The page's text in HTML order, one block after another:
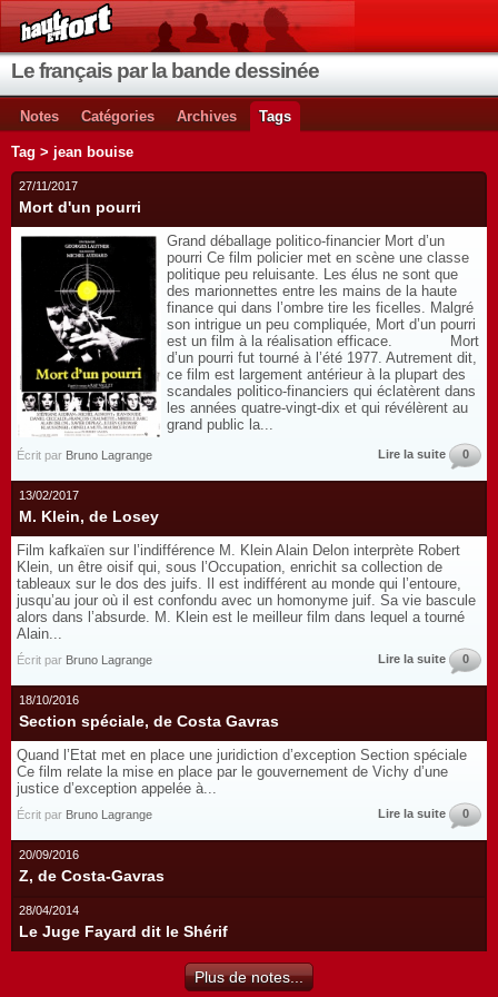
Le français par la bande dessinée
Notes Catégories Archives Tags
Tag > jean bouise
27/11/2017
Mort d'un pourri
Grand déballage politico-financier Mort d’un
pourri Ce film policier met en scène une classe
politique peu reluisante. Les élus ne sont que
des marionnettes entre les mains de la haute
finance qui dans l’ombre tire les ficelles. Malgré
son intrigue un peu compliquée, Mort d’un pourri
est un film à la réalisation efficace. Mort
d’un pourri fut tourné à l’été 1977. Autrement dit,
ce film est largement antérieur à la plupart des
scandales politico-financiers qui éclatèrent dans
les années quatre-vingt-dix et qui révélèrent au
grand public la...
Écrit par Bruno Lagrange Lire la suite 0
13/02/2017
M. Klein, de Losey
Film kafkaïen sur l’indifférence M. Klein Alain Delon interprète Robert
Klein, un être oisif qui, sous l’Occupation, enrichit sa collection de
tableaux sur le dos des juifs. Il est indifférent au monde qui l’entoure,
jusqu’au jour où il est confondu avec un homonyme juif. Sa vie bascule
alors dans l’absurde. M. Klein est le meilleur film dans lequel a tourné
Alain...
Écrit par Bruno Lagrange Lire la suite 0
18/10/2016
Section spéciale, de Costa Gavras
Quand l’Etat met en place une juridiction d’exception Section spéciale
Ce film relate la mise en place par le gouvernement de Vichy d’une
justice d’exception appelée à...
Écrit par Bruno Lagrange Lire la suite 0
20/09/2016
Z, de Costa-Gavras
28/04/2014
Le Juge Fayard dit le Shérif
Plus de notes...